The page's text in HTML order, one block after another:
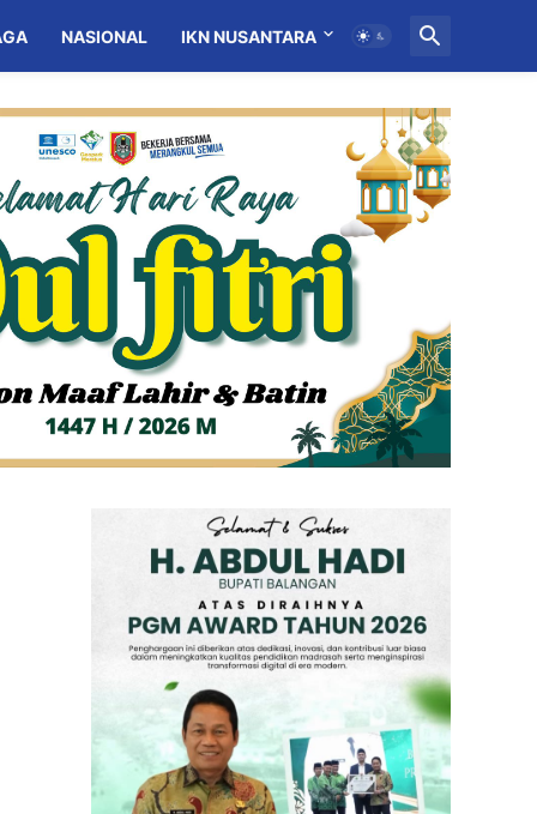
NASIONAL IKN NUSANTARA MITRA